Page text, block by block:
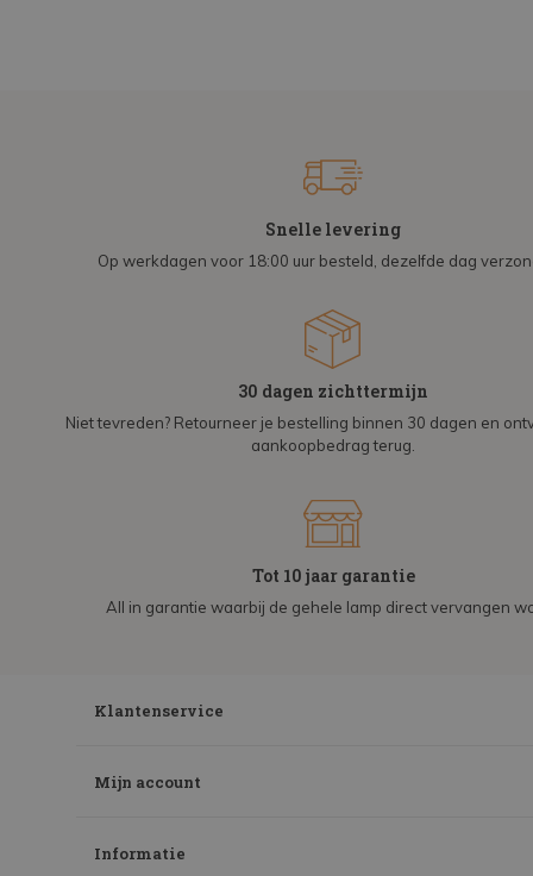
Snelle levering
Op werkdagen voor 18:00 uur besteld, dezelfde dag
30 dagen zichttermijn
Niet tevreden? Retourneer je bestelling binnen 30 dagen en
aankoopbedrag terug.
Tot 10 jaar garantie
All in garantie waarbij de gehele lamp direct vervangen
Klantenservice
Mijn account
Informatie